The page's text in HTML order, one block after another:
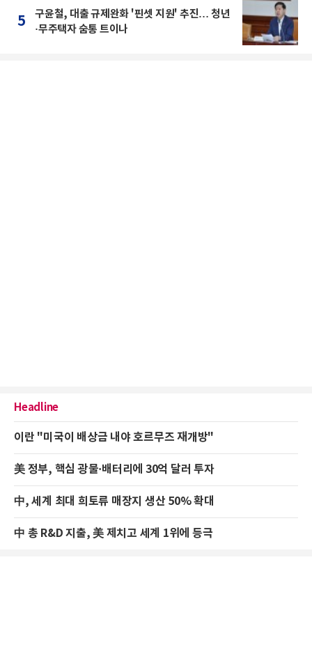
5
구윤철, 대출 규제완화 '핀셋 지원' 추진… 청년
·무주택자 숨통 트이나
Headline
이란 "미국이 배상금 내야 호르무즈 재개방"
美 정부, 핵심 광물·배터리에 30억 달러 투자
中, 세계 최대 희토류 매장지 생산 50% 확대
中 총 R&D 지출, 美 제치고 세계 1위에 등극